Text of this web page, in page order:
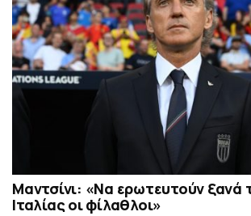
Μαντσίνι: «Να ερωτευτούν ξανά
Ιταλίας οι φίλαθλοι»